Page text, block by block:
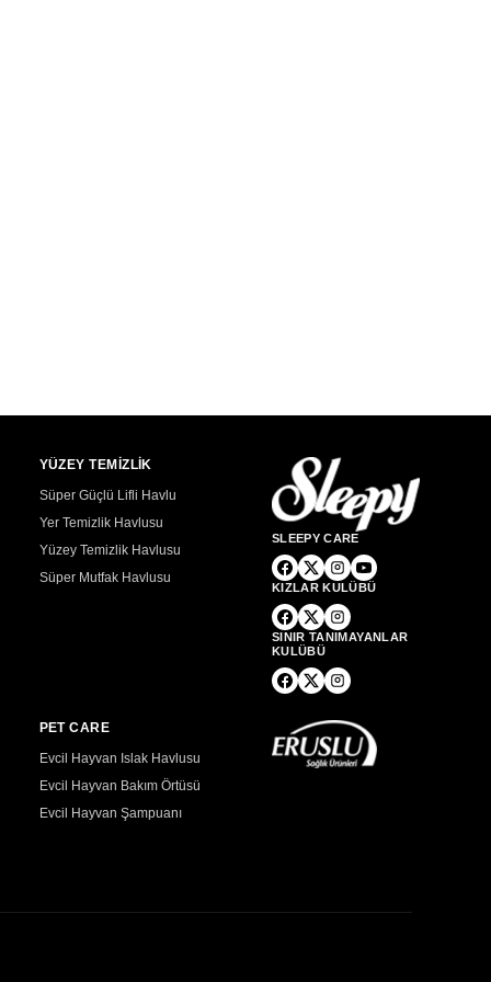
YÜZEY TEMİZLİK
Süper Güçlü Lifli Havlu
Yer Temizlik Havlusu
Yüzey Temizlik Havlusu
Süper Mutfak Havlusu
PET CARE
Evcil Hayvan Islak Havlusu
Evcil Hayvan Bakım Örtüsü
Evcil Hayvan Şampuanı
SLEEPY CARE
KIZLAR KULÜBÜ
SINIR TANIMAYANLAR
KULÜBÜ